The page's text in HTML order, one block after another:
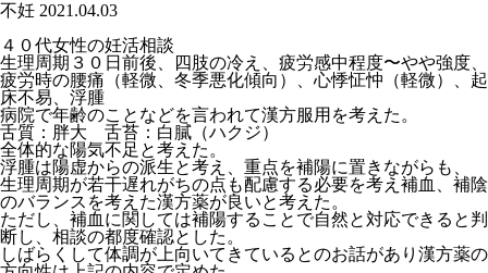
不妊 2021.04.03
４０代女性の妊活相談
生理周期３０日前後、四肢の冷え、疲労感中程度〜やや強度、
疲労時の腰痛（軽微、冬季悪化傾向）、心悸怔忡（軽微）、起
床不易、浮腫
病院で年齢のことなどを言われて漢方服用を考えた。
舌質：胖大 舌苔：白膩（ハクジ）
全体的な陽気不足と考えた。
浮腫は陽虚からの派生と考え、重点を補陽に置きながらも、
生理周期が若干遅れがちの点も配慮する必要を考え補血、補陰
のバランスを考えた漢方薬が良いと考えた。
ただし、補血に関しては補陽することで自然と対応できると判
断し、相談の都度確認とした。
しばらくして体調が上向いてきているとのお話があり漢方薬の